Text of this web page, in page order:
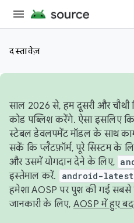
दस्तावेज़
साल 2026 से, हम दूसरी और चौथी
कोड पब्लिश करेंगे. ऐसा इसलिए
स्टेबल डेवलपमेंट मॉडल के साथ
सकें कि प्लैटफ़ॉर्म, पूरे सिस्टम के
और उसमें योगदान देने के लिए,
इस्तेमाल करें.
android-
हमेशा AOSP पर पुश की गई सबसे
जानकारी के लिए, AOSP में हुए